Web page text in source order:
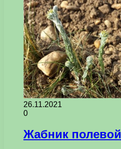
26.11.2021
0
Жабник полевой